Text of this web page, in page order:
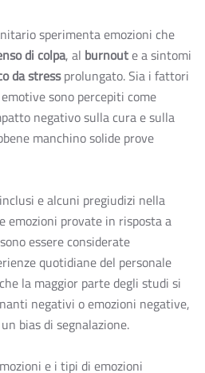
sperimenta emozioni che
di colpa, al burnoute a sintomi
da stressprolungato. Sia i fattori
sono percepiti come
negativo sulla cura e sulla
manchino solide prove
inclusi e alcuni pregiudizi nella
emozioni provate in risposta a
essere considerate
quotidiane del personale
la maggior parte degli studi si
negativi o emozioni negative,
bias di segnalazione.
e i tipi di emozioni